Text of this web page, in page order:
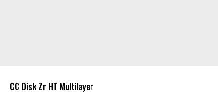
CC Disk Zr HT Multilayer